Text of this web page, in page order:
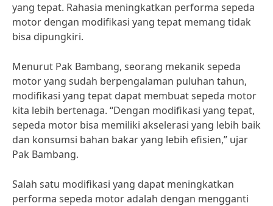
yang tepat. Rahasia meningkatkan performa sepeda
motor dengan modifikasi yang tepat memang tidak
bisa dipungkiri.
Menurut Pak Bambang, seorang mekanik sepeda
motor yang sudah berpengalaman puluhan tahun,
modifikasi yang tepat dapat membuat sepeda motor
kita lebih bertenaga. “Dengan modifikasi yang tepat,
sepeda motor bisa memiliki akselerasi yang lebih baik
dan konsumsi bahan bakar yang lebih efisien,” ujar
Pak Bambang.
Salah satu modifikasi yang dapat meningkatkan
performa sepeda motor adalah dengan mengganti